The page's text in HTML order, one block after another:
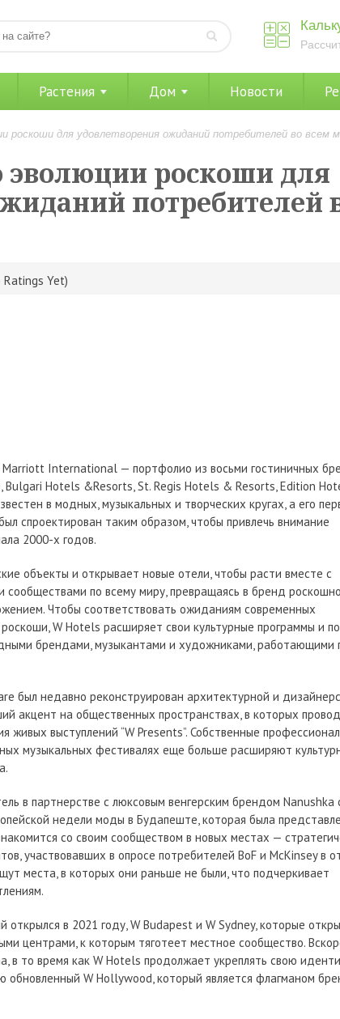
Растения Дом Новости
роскоши для удовлетворения ожиданий потребителей во всем
эволюции роскоши для
потребителей
Yet)
Marriott International — портфолио из восьми гостиничных
Hotels &Resorts, St. Regis Hotels & Resorts, Edition
в модных, музыкальных и творческих кругах, а его
спроектирован таким образом, чтобы привлечь внимание
2000-х годов.
объекты и открывает новые отели, чтобы расти вместе с
по всему миру, превращаясь в бренд
Чтобы соответствовать ожиданиям современных
W Hotels расширяет свои культурные программы и
брендами, музыкантами и художниками, работающими
был недавно реконструирован архитектурной и
акцент на общественных пространствах, в которых
живых выступлений “W Presents”. Собственные
музыкальных фестивалях еще больше расширяют
в партнерстве с люксовым венгерским брендом Nanushka
недели моды в Будапеште, которая была
со своим сообществом в новых местах —
участвовавших в опросе потребителей BoF и McKinsey в
места, в которых они раньше не были, что подчеркивает
открылся в 2021 году, W Budapest и W Sydney, которые
центрами, к которым тяготеет местное сообщество.
в то время как W Hotels продолжает укреплять свою
обновленный W Hollywood, который является флагманом